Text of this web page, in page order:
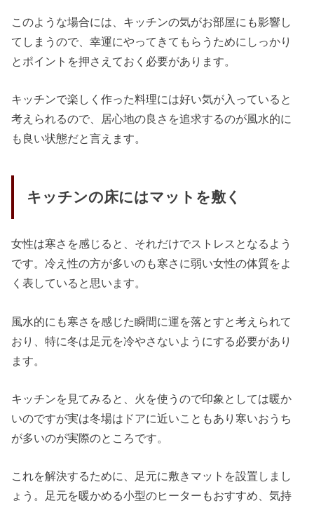
このような場合には、キッチンの気がお部屋にも影響し
てしまうので、幸運にやってきてもらうためにしっかり
とポイントを押さえておく必要があります。
キッチンで楽しく作った料理には好い気が入っていると
考えられるので、居心地の良さを追求するのが風水的に
も良い状態だと言えます。
キッチンの床にはマットを敷く
女性は寒さを感じると、それだけでストレスとなるよう
です。冷え性の方が多いのも寒さに弱い女性の体質をよ
く表していると思います。
風水的にも寒さを感じた瞬間に運を落とすと考えられて
おり、特に冬は足元を冷やさないようにする必要があり
ます。
キッチンを見てみると、火を使うので印象としては暖か
いのですが実は冬場はドアに近いこともあり寒いおうち
が多いのが実際のところです。
これを解決するために、足元に敷きマットを設置しまし
ょう。足元を暖かめる小型のヒーターもおすすめ、気持